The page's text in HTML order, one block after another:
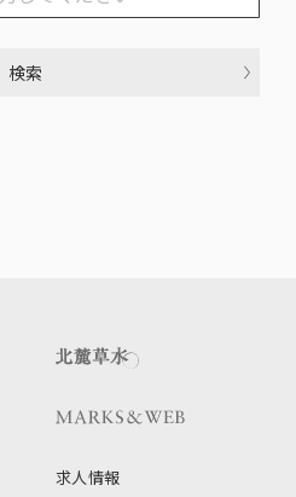
求人情報